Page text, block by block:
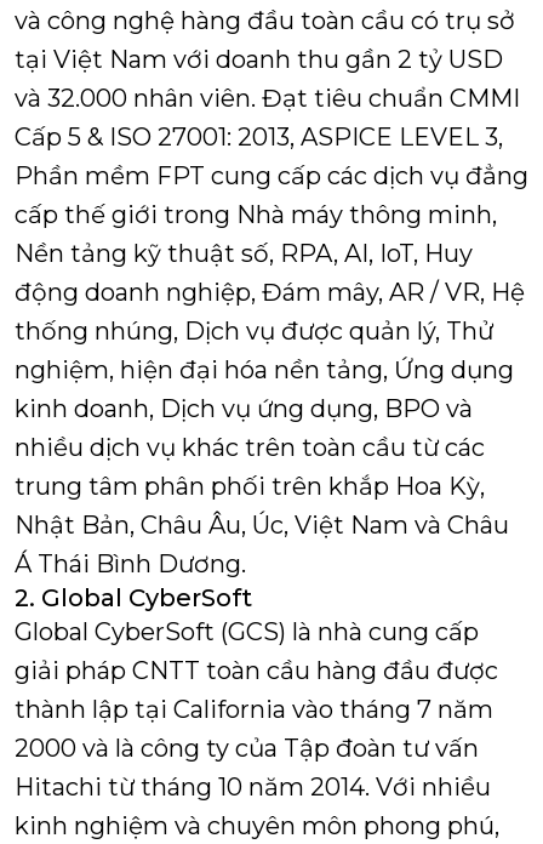
và công nghệ hàng đầu toàn cầu có trụ sở
tại Việt Nam với doanh thu gần 2 tỷ USD
và 32.000 nhân viên. Đạt tiêu chuẩn CMMI
Cấp 5 & ISO 27001: 2013, ASPICE LEVEL 3,
Phần mềm FPT cung cấp các dịch vụ đẳng
cấp thế giới trong Nhà máy thông minh,
Nền tảng kỹ thuật số, RPA, AI, IoT, Huy
động doanh nghiệp, Đám mây, AR / VR, Hệ
thống nhúng, Dịch vụ được quản lý, Thử
nghiệm, hiện đại hóa nền tảng, Ứng dụng
kinh doanh, Dịch vụ ứng dụng, BPO và
nhiều dịch vụ khác trên toàn cầu từ các
trung tâm phân phối trên khắp Hoa Kỳ,
Nhật Bản, Châu Âu, Úc, Việt Nam và Châu
Á Thái Bình Dương.
2. Global CyberSoft
Global CyberSoft (GCS) là nhà cung cấp
giải pháp CNTT toàn cầu hàng đầu được
thành lập tại California vào tháng 7 năm
2000 và là công ty của Tập đoàn tư vấn
Hitachi từ tháng 10 năm 2014. Với nhiều
kinh nghiệm và chuyên môn phong phú,